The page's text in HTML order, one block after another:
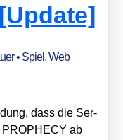
• Spiel,Web
dass die Ser­
ab